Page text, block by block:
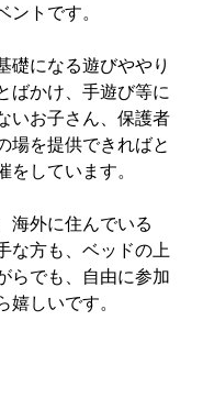
ントです。
礎になる遊びややり
ばかけ、手遊び等に
いお子さん、保護者
場を提供できればと
をしています。
海外に住んでいる
な方も、ベッドの上
らでも、自由に参加
嬉しいです。